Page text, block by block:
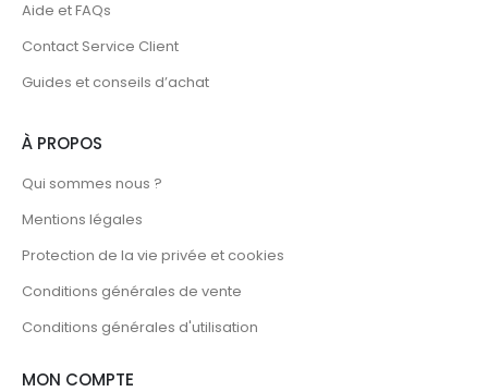
Aide et FAQs
Contact Service Client
Guides et conseils d’achat
À PROPOS
Qui sommes nous ?
Mentions légales
Protection de la vie privée et cookies
Conditions générales de vente
Conditions générales d'utilisation
MON COMPTE